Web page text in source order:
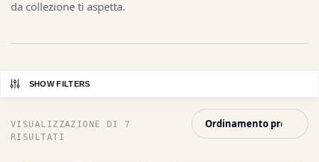
da collezione ti aspetta.
SHOW FILTERS
VISUALIZZAZIONE DI 7
RISULTATI